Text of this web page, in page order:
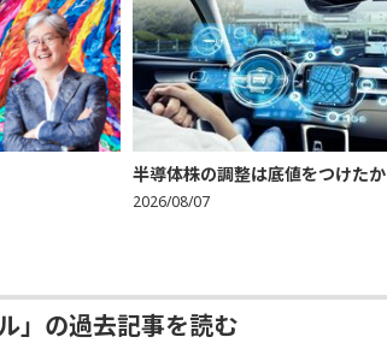
半導体株の調整は底値をつけたか
2026/08/07
」の過去記事を読む